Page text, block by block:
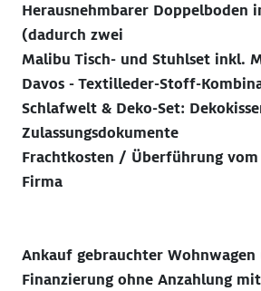
Herausnehmbarer Doppelboden
(dadurch zwei
Malibu Tisch- und Stuhlset inkl.
Davos - Textilleder-Stoff-
Schlafwelt & Deko-Set:
Zulassungsdokumente
Frachtkosten / Überführung
Firma
Ankauf gebrauchter Wohnwagen
Finanzierung ohne Anzahlung